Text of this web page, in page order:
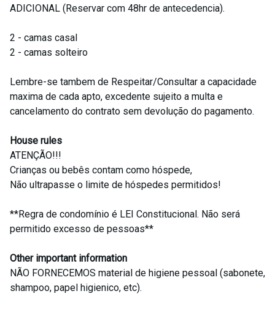
ADICIONAL (Reservar com 48hr de antecedencia).
2 - camas casal
2 - camas solteiro
Lembre-se tambem de Respeitar/Consultar a capacidade
maxima de cada apto, excedente sujeito a multa e
cancelamento do contrato sem devolução do pagamento.
House rules
ATENÇÃO!!!
Crianças ou bebês contam como hóspede,
Não ultrapasse o limite de hóspedes permitidos!
**Regra de condomínio é LEI Constitucional. Não será
permitido excesso de pessoas**
Other important information
NÃO FORNECEMOS material de higiene pessoal (sabonete,
shampoo, papel higienico, etc).